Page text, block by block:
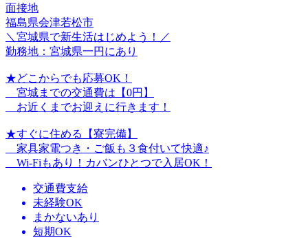
面接地
福島県会津若松市
＼宮城県で新生活はじめよう！／
勤務地：宮城県一円にあり
★どこからでも応募OK！
宮城までの交通費は【0円】
お近くまでお迎えに行きます！
★すぐに住める【寮完備】
家具家電つき・ご飯も３食付いて快適♪
Wi-Fiもあり！カバンひとつで入居OK！
交通費支給
未経験OK
まかないあり
短期OK